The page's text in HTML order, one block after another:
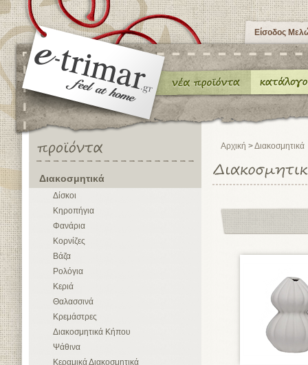
Είσοδος
Διακοσμητικά
Δίσκοι
Κηροπήγια
Φανάρια
Κορνίζες
Βάζα
Ρολόγια
Κεριά
Θαλασσινά
Κρεμάστρες
Διακοσμητικά Κήπου
Ψάθινα
Κεραμικά Διακοσμητικά
Αρχική >Διακοσμητικά